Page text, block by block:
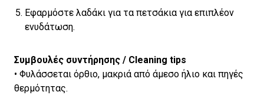
Εφαρμόστε λαδάκι για τα πετσάκια για επιπλέον
ενυδάτωση.
Συμβουλές συντήρησης / Cleaning tips
• Φυλάσσεται όρθιο, μακριά από άμεσο ήλιο και πηγές
θερμότητας.